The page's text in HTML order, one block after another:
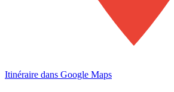
Itinéraire dans Google Maps